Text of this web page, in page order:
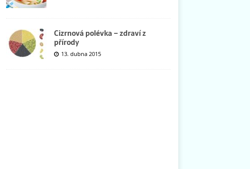
Cizrnová polévka – zdraví z
přírody
13. dubna 2015